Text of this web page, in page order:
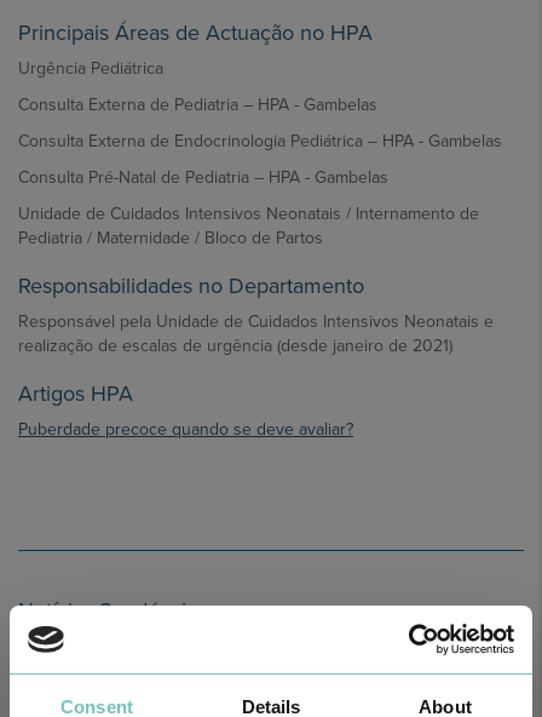
Consent Details About
Principais Áreas de Actuação no HPA
Urgência Pediátrica
Consulta Externa de Pediatria – HPA - Gambelas
Consulta Externa de Endocrinologia Pediátrica – HPA - Gambelas
Consulta Pré-Natal de Pediatria – HPA - Gambelas
Unidade de Cuidados Intensivos Neonatais / Internamento de
Pediatria / Maternidade / Bloco de Partos
Responsabilidades no Departamento
Responsável pela Unidade de Cuidados Intensivos Neonatais e
realização de escalas de urgência (desde janeiro de 2021)
Artigos HPA
Puberdade precoce quando se deve avaliar?
Notícias Saudáveis